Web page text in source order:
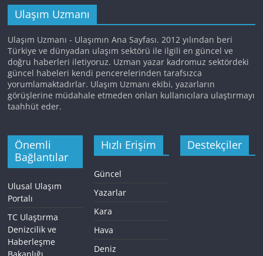
Ulaşım Uzmanı
Ulaşım Uzmanı - Ulaşımın Ana Sayfası. 2012 yılından beri
Türkiye ve dünyadan ulaşım sektörü ile ilgili en güncel ve
doğru haberleri iletiyoruz. Uzman yazar kadromuz sektördeki
güncel habeleri kendi pencerelerinden tarafsızca
yorumlamaktadırlar. Ulaşım Uzmanı ekibi, yazarların
görüşlerine müdahale etmeden onları kullanıcılara ulaştırmayı
taahhüt eder.
Önemli
Bağlantılar
Ulusal Ulaşım
Portalı
TC Ulaştırma
Denizcilik ve
Haberleşme
Bakanlığı
Hızlı Erişim
Güncel
Yazarlar
Kara
Hava
Deniz
Destekçiler